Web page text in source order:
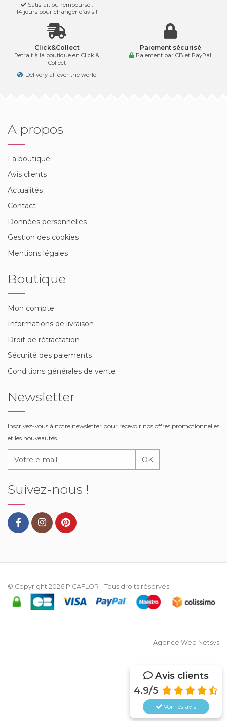
Satisfait ou remboursé :
14 jours pour changer d’avis !
Click&Collect
Retrait à la boutique en Click &
Collect
Delivery all over the world
Paiement sécurisé
Paiement par CB et PayPal
Avis clients
4.9/5
Voir les avis
A propos
La boutique
Avis clients
Actualités
Contact
Données personnelles
Gestion des cookies
Mentions légales
Boutique
Mon compte
Informations de livraison
Droit de rétractation
Sécurité des paiements
Conditions générales de vente
Newsletter
Inscrivez-vous à notre newsletter pour recevoir nos offres promotionnelles
et les nouveautés.
OK
Suivez-nous !
© Copyright 2026 PICAFLOR - Tous droits réservés.
Agence Web Netsys